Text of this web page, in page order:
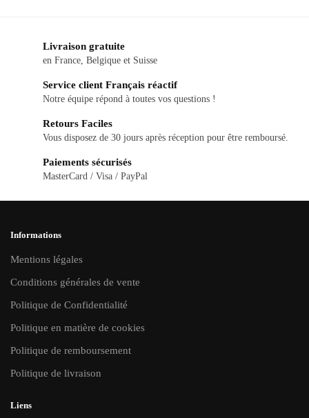
variations.
options
du
produit
être
Livraison gratuite
en France, Belgique et Suisse
Service client Français réactif
Notre équipe répond à toutes vos questions !
Retours Faciles
Vous disposez de 30 jours après réception pour être remboursé.
Paiements sécurisés
MasterCard / Visa / PayPal
Informations
Mentions légales
Conditions générales de vente
Politique de Confidentialité
Politique en matière de cookies
Politique de remboursement
Politique de livraison
Liens